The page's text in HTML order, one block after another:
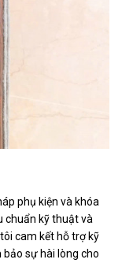
phụ kiện và khóa
chuẩn kỹ thuật và
cam kết hỗ trợ kỹ
sự hài lòng cho